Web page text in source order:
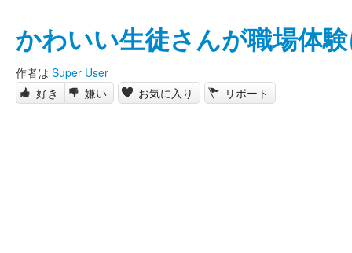
かわいい生徒さんが職場体
作者は Super User
好き
嫌い お気に入り リポート